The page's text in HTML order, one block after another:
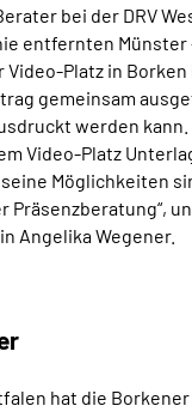
bei der DRV
entfernten Münster
Video-Platz in
gemeinsam
werden
Video-Platz
seine Möglichkeiten
Präsenzberatung“,
Angelika Wegener.
hat die